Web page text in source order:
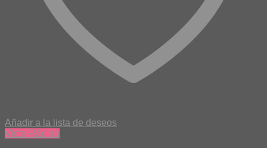
Añadir a la lista de deseos
Vista Rápida